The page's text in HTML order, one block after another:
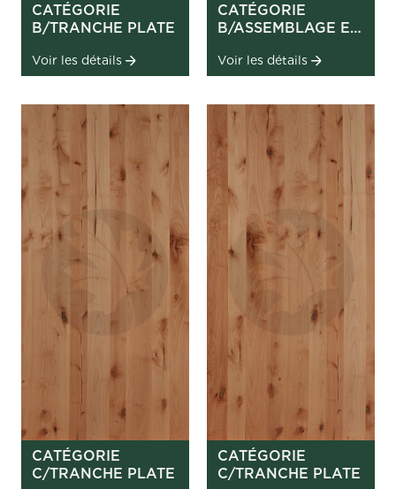
CATÉGORIE
B/TRANCHE PLATE
Voir les détails
CATÉGORIE
B/ASSEMBLAGE EN
Voir les détails
CATÉGORIE
C/TRANCHE PLATE
CATÉGORIE
C/TRANCHE PLATE